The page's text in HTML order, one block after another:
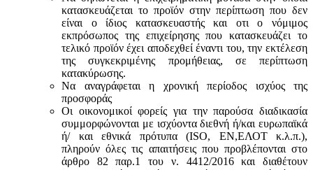
κατασκευάζεται το προϊόν στην περίπτωση που δεν
είναι ο ίδιος κατασκευαστής και oτι ο νόμιμος
εκπρόσωπος της επιχείρησης που κατασκευάζει το
τελικό προϊόν έχει αποδεχθεί έναντι του, την εκτέλεση
της συγκεκριμένης προμήθειας, σε περίπτωση
κατακύρωσης.
Να αναγράφεται η χρονική περίοδος ισχύος της
προσφοράς
Οι οικονομικοί φορείς για την παρούσα διαδικασία
συμμορφώνονται με ισχύοντα διεθνή ή/και ευρωπαϊκά
ή/ και εθνικά πρότυπα (ISO, ΕΝ,ΕΛΟΤ κ.λ.π.),
πληρούν όλες τις απαιτήσεις που προβλέπονται στο
άρθρο 82 παρ.1 του ν. 4412/2016 και διαθέτουν